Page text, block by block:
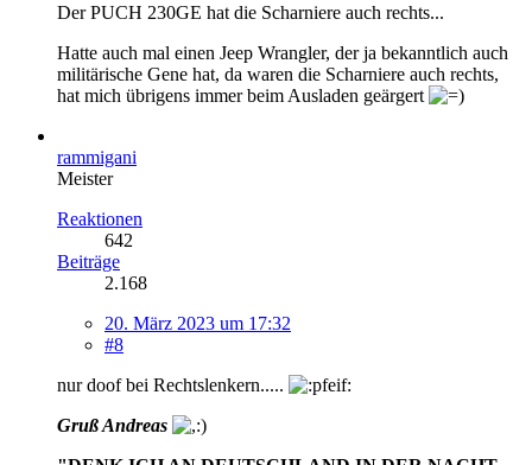
Der PUCH 230GE hat die Scharniere auch rechts...
Hatte auch mal einen Jeep Wrangler, der ja bekanntlich auch
militärische Gene hat, da waren die Scharniere auch rechts,
hat mich übrigens immer beim Ausladen geärgert
rammigani
Meister
Reaktionen
642
Beiträge
2.168
20. März 2023 um 17:32
#8
nur doof bei Rechtslenkern.....
Gruß Andreas